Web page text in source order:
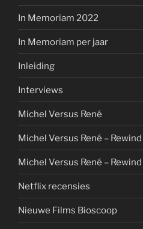
In Memoriam 2022
In Memoriam per jaar
Inleiding
Interviews
Michel Versus René
Michel Versus René –
Michel Versus René –
Netflix recensies
Nieuwe Films Bioscoop